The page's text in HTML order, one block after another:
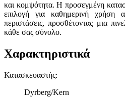
και κομψότητα. Η προσεγμένη
επιλογή για καθημερινή χρήση
περιστάσεις, προσθέτοντας μια
κάθε σας σύνολο.
Χαρακτηριστικά
Κατασκευαστής:
Dyrberg/Kern